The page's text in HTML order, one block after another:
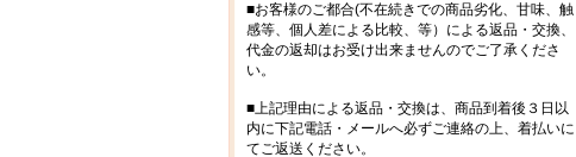
■お客様のご都合(不在続きでの商品劣化、甘味、触
感等、個人差による比較、等）による返品・交換、
代金の返却はお受け出来ませんのでご了承くださ
い。
■上記理由による返品・交換は、商品到着後３日以
内に下記電話・メールへ必ずご連絡の上、着払いに
てご返送ください。